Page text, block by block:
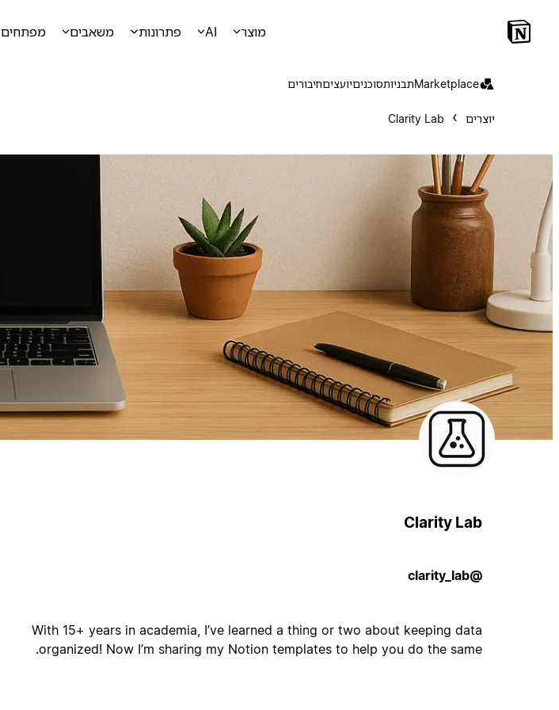
מוצר AI פתרונות משאבים מפתחים
Marketplaceתבניותסוכניםיועציםחיבורים
יוצרים Clarity Lab
Clarity Lab
@clarity_lab
With 15+ years in academia, I’ve learned a thing or two about keeping data
organized! Now I’m sharing my Notion templates to help you do the same.